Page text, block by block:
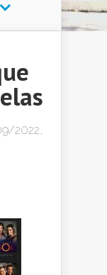
2022,